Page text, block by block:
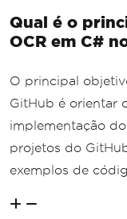
Qual é o
OCR em C#
O principal
GitHub é orientar
implementação
projetos do
exemplos de